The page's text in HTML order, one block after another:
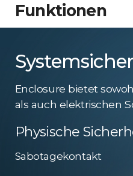
Funktionen
Enclosure bietet
als auch elektrischen
Physische
Sabotagekontakt